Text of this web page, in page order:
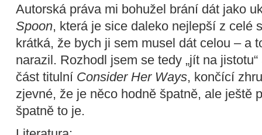
Autorská práva mi bohužel brání dát jako
Spoon, která je sice daleko nejlepší z celé
krátká, že bych ji sem musel dát celou – a
narazil. Rozhodl jsem se tedy „jít na
část titulní Consider Her Ways, končící
zjevné, že je něco hodně špatně, ale ještě
špatně to je.